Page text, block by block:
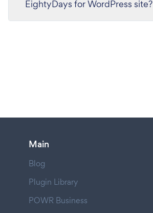
EightyDays for WordPress site?
Main
Blog
Plugin Library
POWR Business